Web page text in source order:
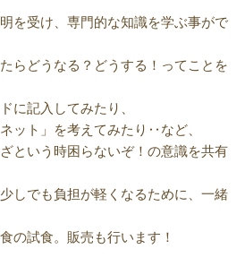
を受け、専門的な知識を学ぶ事がで
らどうなる？どうする！ってことを
に記入してみたり、
ット」を考えてみたり‥など、
という時困らないぞ！の意識を共有
しでも負担が軽くなるために、一緒
の試食。販売も行います！